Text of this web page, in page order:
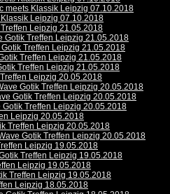
meets Klassik Leipzig 07.10.2018
Leipzig 07.10.2018
Leipzig 21.05.2018
Gotik Treffen Leipzig 21.05.2018
Treffen Leipzig 21.05.2018
Treffen Leipzig 21.05.2018
Treffen Leipzig 21.05.2018
Leipzig 20.05.2018
Gotik Treffen Leipzig 20.05.2018
Gotik Treffen Leipzig 20.05.2018
Treffen Leipzig 20.05.2018
Leipzig 20.05.2018
Treffen Leipzig 20.05.2018
Gotik Treffen Leipzig 20.05.2018
Leipzig 19.05.2018
Treffen Leipzig 19.05.2018
Leipzig 19.05.2018
Treffen Leipzig 19.05.2018
Leipzig 18.05.2018